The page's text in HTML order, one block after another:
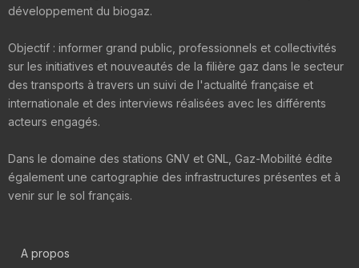
développement du biogaz.
Objectif : informer grand public, professionnels et collectivités
sur les initiatives et nouveautés de la filière gaz dans le secteur
des transports à travers un suivi de l'actualité française et
internationale et des interviews réalisées avec les différents
acteurs engagés.
Dans le domaine des stations GNV et GNL, Gaz-Mobilité édite
également une cartographie des infrastructures présentes et à
venir sur le sol français.
A propos